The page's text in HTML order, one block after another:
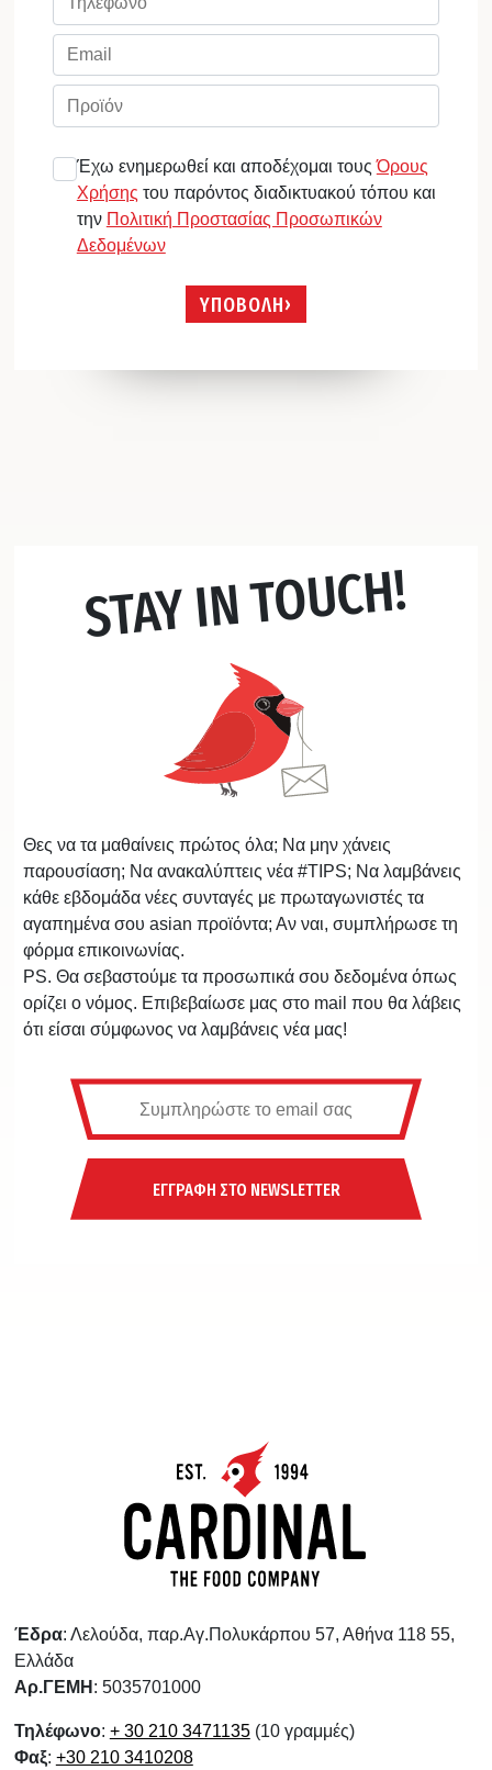
Έχω ενημερωθεί και αποδέχομαι τουςΌρους
Χρήσης του παρόντος διαδικτυακού τόπου και
την Πολιτική Προστασίας Προσωπικών
Δεδομένων
ΥΠΟΒΟΛΗ
STAY IN TOUCH!
Θες να τα μαθαίνεις πρώτος όλα; Να μην χάνεις
παρουσίαση; Να ανακαλύπτεις νέα #TIPS; Να λαμβάνεις
κάθε εβδομάδα νέες συνταγές με πρωταγωνιστές τα
αγαπημένα σου asian προϊόντα; Αν ναι, συμπλήρωσε τη
φόρμα επικοινωνίας.
PS. Θα σεβαστούμε τα προσωπικά σου δεδομένα όπως
ορίζει ο νόμος. Επιβεβαίωσε μας στο mail που θα λάβεις
ότι είσαι σύμφωνος να λαμβάνεις νέα μας!
ΕΓΓΡΑΦΗ ΣΤΟ NEWSLETTER
Έδρα: Λελούδα, παρ.Αγ.Πολυκάρπου 57, Αθήνα 118 55,
Ελλάδα
Αρ.ΓΕΜΗ : 5035701000
Τηλέφωνο: + 30 210 3471135(10 γραμμές)
Φαξ: +30 210 3410208